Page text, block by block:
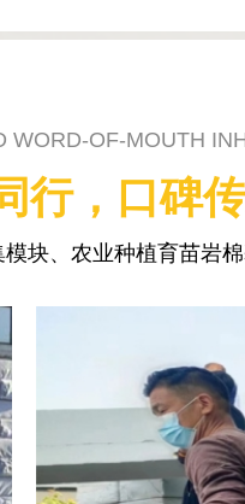
WORD-OF-MOUTH
行，口碑
块、农业种植育苗岩